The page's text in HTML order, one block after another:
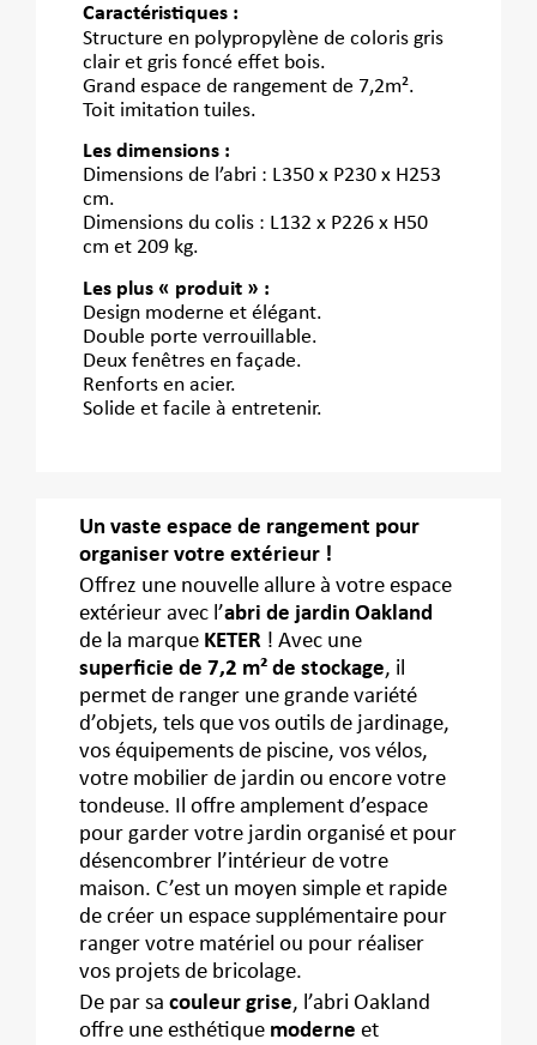
Caractéristiques :
Structure en polypropylène de coloris gris
clair et gris foncé effet bois.
Grand espace de rangement de 7,2m².
Toit imitation tuiles.
Les dimensions :
Dimensions de l’abri : L350 x P230 x H253
cm.
Dimensions du colis : L132 x P226 x H50
cm et 209 kg.
Les plus « produit » :
Design moderne et élégant.
Double porte verrouillable.
Deux fenêtres en façade.
Renforts en acier.
Solide et facile à entretenir.
Un vaste espace de rangement pour
organiser votre extérieur !
Offrez une nouvelle allure à votre espace
extérieur avec l’abri de jardin Oakland
de la marque KETER ! Avec une
superficie de 7,2 m² de stockage, il
permet de ranger une grande variété
d’objets, tels que vos outils de jardinage,
vos équipements de piscine, vos vélos,
votre mobilier de jardin ou encore votre
tondeuse. Il offre amplement d’espace
pour garder votre jardin organisé et pour
désencombrer l’intérieur de votre
maison. C’est un moyen simple et rapide
de créer un espace supplémentaire pour
ranger votre matériel ou pour réaliser
vos projets de bricolage.
De par sacouleur grise, l’abri Oakland
offre une esthétique moderne et